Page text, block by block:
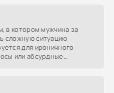
в котором мужчина за
сложную ситуацию
для ироничного
или абсурдные